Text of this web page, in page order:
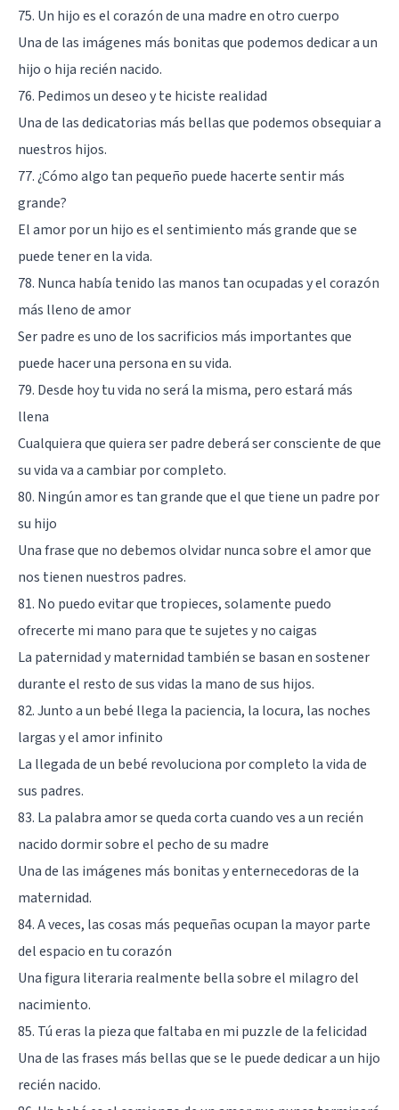
75. Un hijo es el corazón de una madre en otro cuerpo
Una de las imágenes más bonitas que podemos dedicar a un
hijo o hija recién nacido.
76. Pedimos un deseo y te hiciste realidad
Una de las dedicatorias más bellas que podemos obsequiar a
nuestros hijos.
77. ¿Cómo algo tan pequeño puede hacerte sentir más
grande?
El amor por un hijo es el sentimiento más grande que se
puede tener en la vida.
78. Nunca había tenido las manos tan ocupadas y el corazón
más lleno de amor
Ser padre es uno de los sacrificios más importantes que
puede hacer una persona en su vida.
79. Desde hoy tu vida no será la misma, pero estará más
llena
Cualquiera que quiera ser padre deberá ser consciente de que
su vida va a cambiar por completo.
80. Ningún amor es tan grande que el que tiene un padre por
su hijo
Una frase que no debemos olvidar nunca sobre el amor que
nos tienen nuestros padres.
81. No puedo evitar que tropieces, solamente puedo
ofrecerte mi mano para que te sujetes y no caigas
La paternidad y maternidad también se basan en sostener
durante el resto de sus vidas la mano de sus hijos.
82. Junto a un bebé llega la paciencia, la locura, las noches
largas y el amor infinito
La llegada de un bebé revoluciona por completo la vida de
sus padres.
83. La palabra amor se queda corta cuando ves a un recién
nacido dormir sobre el pecho de su madre
Una de las imágenes más bonitas y enternecedoras de la
maternidad.
84. A veces, las cosas más pequeñas ocupan la mayor parte
del espacio en tu corazón
Una figura literaria realmente bella sobre el milagro del
nacimiento.
85. Tú eras la pieza que faltaba en mi puzzle de la felicidad
Una de las frases más bellas que se le puede dedicar a un hijo
recién nacido.